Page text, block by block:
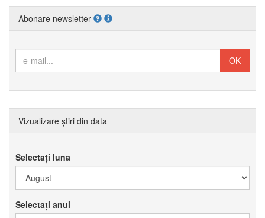
Abonare newsletter
Vizualizare știri din data
Selectați luna
Selectați anul